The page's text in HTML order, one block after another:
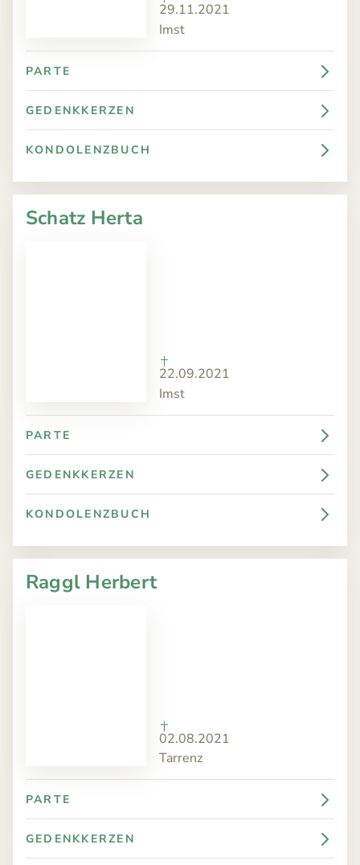
29.11.2021
Imst
PARTE
GEDENKKERZEN
KONDOLENZBUCH
Schatz Herta
22.09.2021
Imst
PARTE
GEDENKKERZEN
KONDOLENZBUCH
Raggl Herbert
02.08.2021
Tarrenz
PARTE
GEDENKKERZEN